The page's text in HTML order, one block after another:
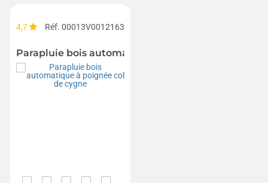
4,7 Réf. 00013V0012163
Parapluie bois automatique à poignée col de